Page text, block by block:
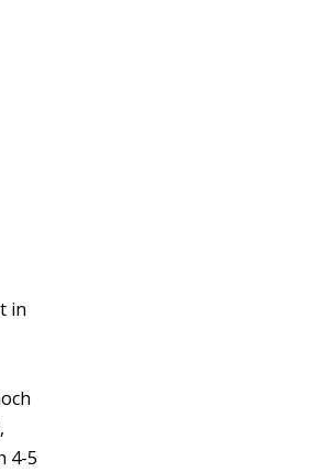
in
4-5